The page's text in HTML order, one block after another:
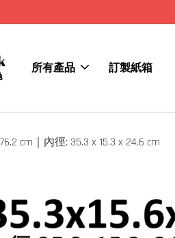
所有產品 訂製紙箱
cm｜內徑: 35.3 x 15.3 x 24.6 cm